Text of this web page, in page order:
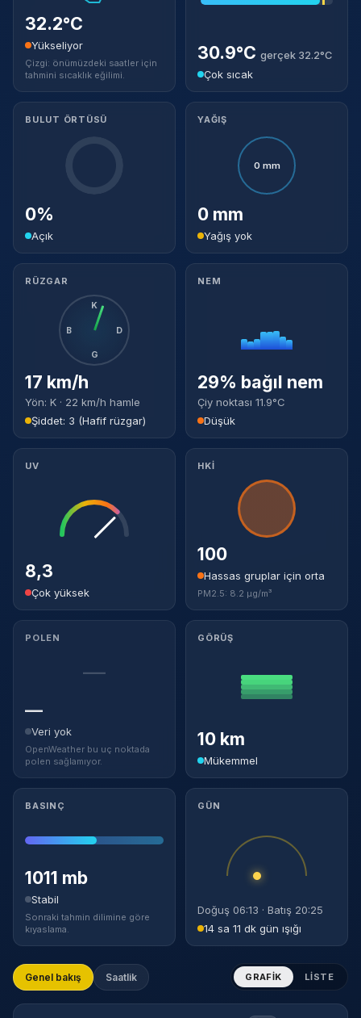
32.2°C
Yükseliyor
Çizgi: önümüzdeki saatler için
tahmini sıcaklık eğilimi.
30.9°C gerçek 32.2°C
Çok sıcak
BULUT ÖRTÜSÜ
0%
Açık
YAĞIŞ
0 mm
0 mm
Yağış yok
RÜZGAR
K
D
G
B
17 km/h
Yön: K · 22 km/h hamle
Şiddet: 3 (Hafif rüzgar)
NEM
29% bağıl nem
Çiy noktası 11.9°C
Düşük
UV
8,3
Çok yüksek
HKİ
100
Hassas gruplar için orta
PM2.5: 8.2 µg/m³
POLEN
—
—
Veri yok
OpenWeather bu uç noktada
polen sağlamıyor.
GÖRÜŞ
10 km
Mükemmel
BASINÇ
1011 mb
Stabil
Sonraki tahmin dilimine göre
kıyaslama.
GÜN
Doğuş 06:13 · Batış 20:25
14 sa 11 dk gün ışığı
Genel bakış Saatlik GRAFIK LISTE